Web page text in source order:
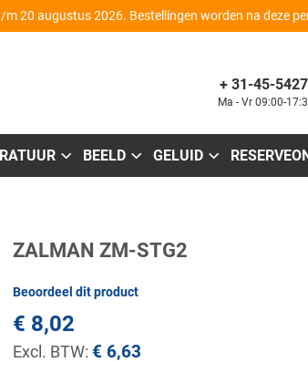
20 augustus 2026. Bestellingen worden na deze
+ 31-45-
Ma - Vr 09:00-
BEELD GELUID
ZALMAN ZM-STG2
Beoordeel dit product
€ 8,02
€ 6,63
naar
begin
van
afbeeldingen-
gallerij